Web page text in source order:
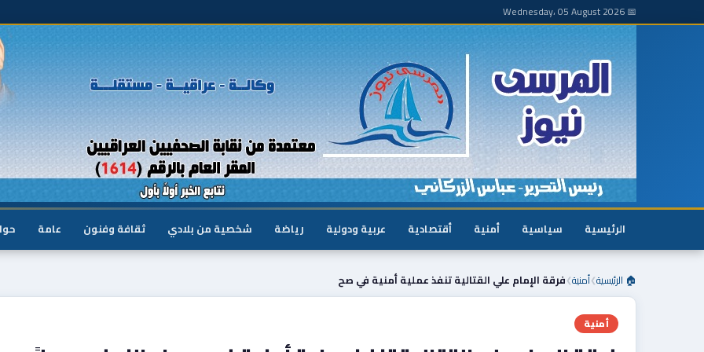
📅 Wednesday، 05 August 2026
الرئيسية سياسية أمنية أقتصادية عربية ودولية رياضة شخصية من بلادي ثقافة وفنون عامة
🏠 الرئيسية❯أمنية❯فرقة الإمام علي القتالية تنفذ عملية أمنية في صح
أمنية